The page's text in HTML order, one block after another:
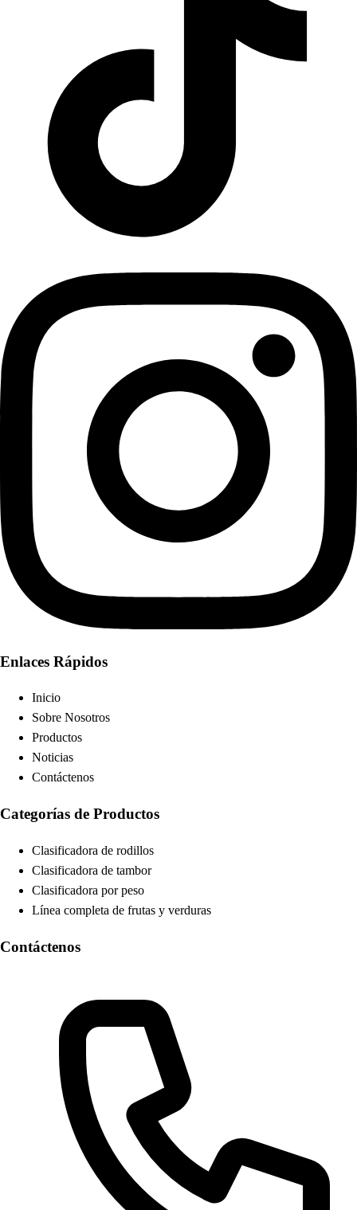
Enlaces Rápidos
Inicio
Sobre Nosotros
Productos
Noticias
Contáctenos
Categorías de Productos
Clasificadora de rodillos
Clasificadora de tambor
Clasificadora por peso
Línea completa de frutas y verduras
Contáctenos